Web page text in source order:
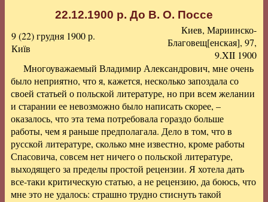
22.12.1900 р. До В. О. Поссе
9 (22) грудня 1900 р.
Київ
Киев, Мариинско-
Благовещ[енская], 97,
9.XII 1900
Многоуважаемый Владимир Александрович, мне очень
было неприятно, что я, кажется, несколько запоздала со
своей статьей о польской литературе, но при всем желании
и старании ее невозможно было написать скорее, –
оказалось, что эта тема потребовала гораздо больше
работы, чем я раньше предполагала. Дело в том, что в
русской литературе, сколько мне известно, кроме работы
Спасовича, совсем нет ничего о польской литературе,
выходящего за пределы простой рецензии. Я хотела дать
все-таки критическую статью, а не рецензию, да боюсь, что
мне это не удалось: страшно трудно стиснуть такой